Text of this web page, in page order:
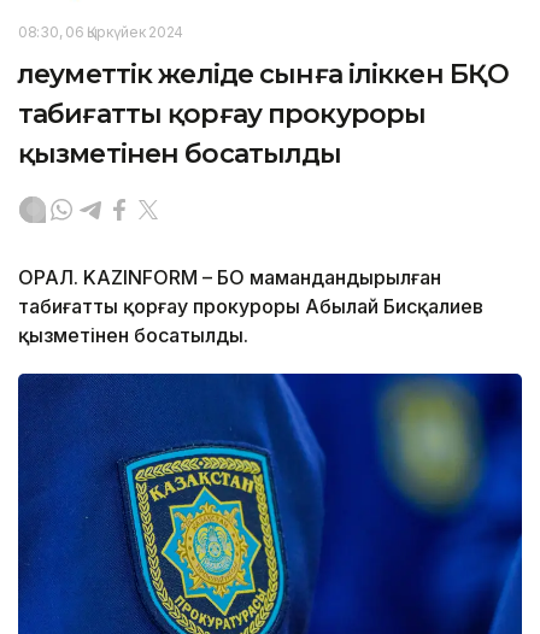
08:30, 06 Қыркүйек 2024
Әлеуметтік желіде сынға іліккен БҚО
табиғатты қорғау прокуроры
қызметінен босатылды
ОРАЛ. KAZINFORM – БҚО мамандандырылған
табиғатты қорғау прокуроры Абылай Бисқалиев
қызметінен босатылды.